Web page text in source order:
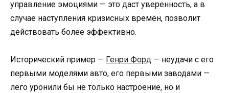
управление эмоциями — это даст уверенность, а в
случае наступления кризисных времён, позволит
действовать более эффективно.
Исторический пример — Генри Форд — неудачи с его
первыми моделями авто, его первыми заводами —
лего уронили бы не только настроение, но и